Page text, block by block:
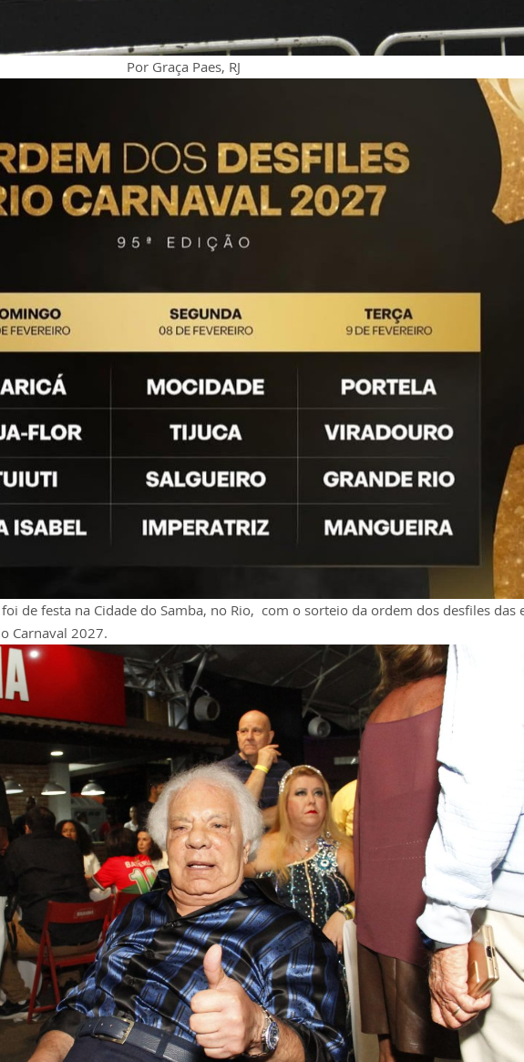
Por Graça Paes, RJ
de festa na Cidade do Samba, no Rio, com o sorteio da ordem dos desfiles das
Carnaval 2027.